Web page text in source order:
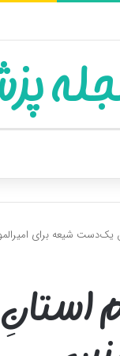
یک‌دست شیعه برای